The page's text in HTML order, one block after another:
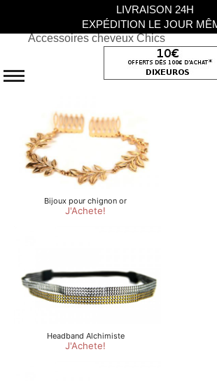
Accessoires cheveux Chics
LIVRAISON 24H
EXPÉDITION LE JOUR